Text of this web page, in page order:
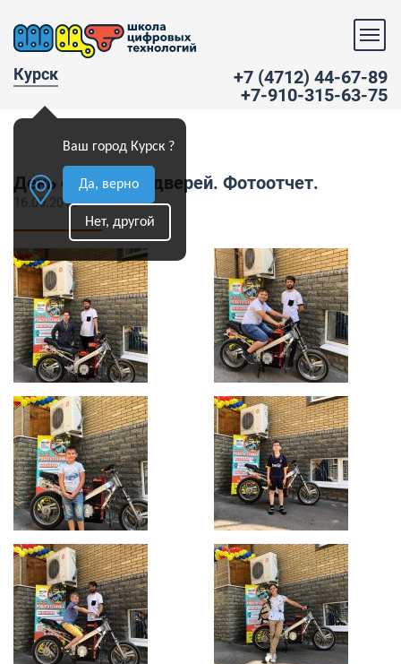
Курск
Ваш город Курск ?
Да, верно
Нет, другой
+7 (4712) 44-67-89
+7-910-315-63-75
День открытых дверей. Фотоотчет.
16.09.2018